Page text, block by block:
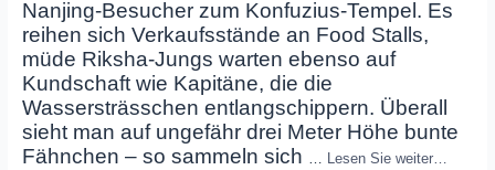
Nanjing-Besucher zum Konfuzius-Tempel. Es
reihen sich Verkaufsstände an Food Stalls,
müde Riksha-Jungs warten ebenso auf
Kundschaft wie Kapitäne, die die
Wassersträsschen entlangschippern. Überall
sieht man auf ungefähr drei Meter Höhe bunte
Fähnchen – so sammeln sich … Lesen Sie weiter…